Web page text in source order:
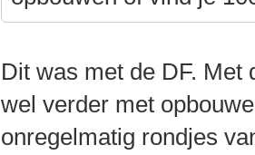
Dit was met de DF. Met
wel verder met
onregelmatig rondjes